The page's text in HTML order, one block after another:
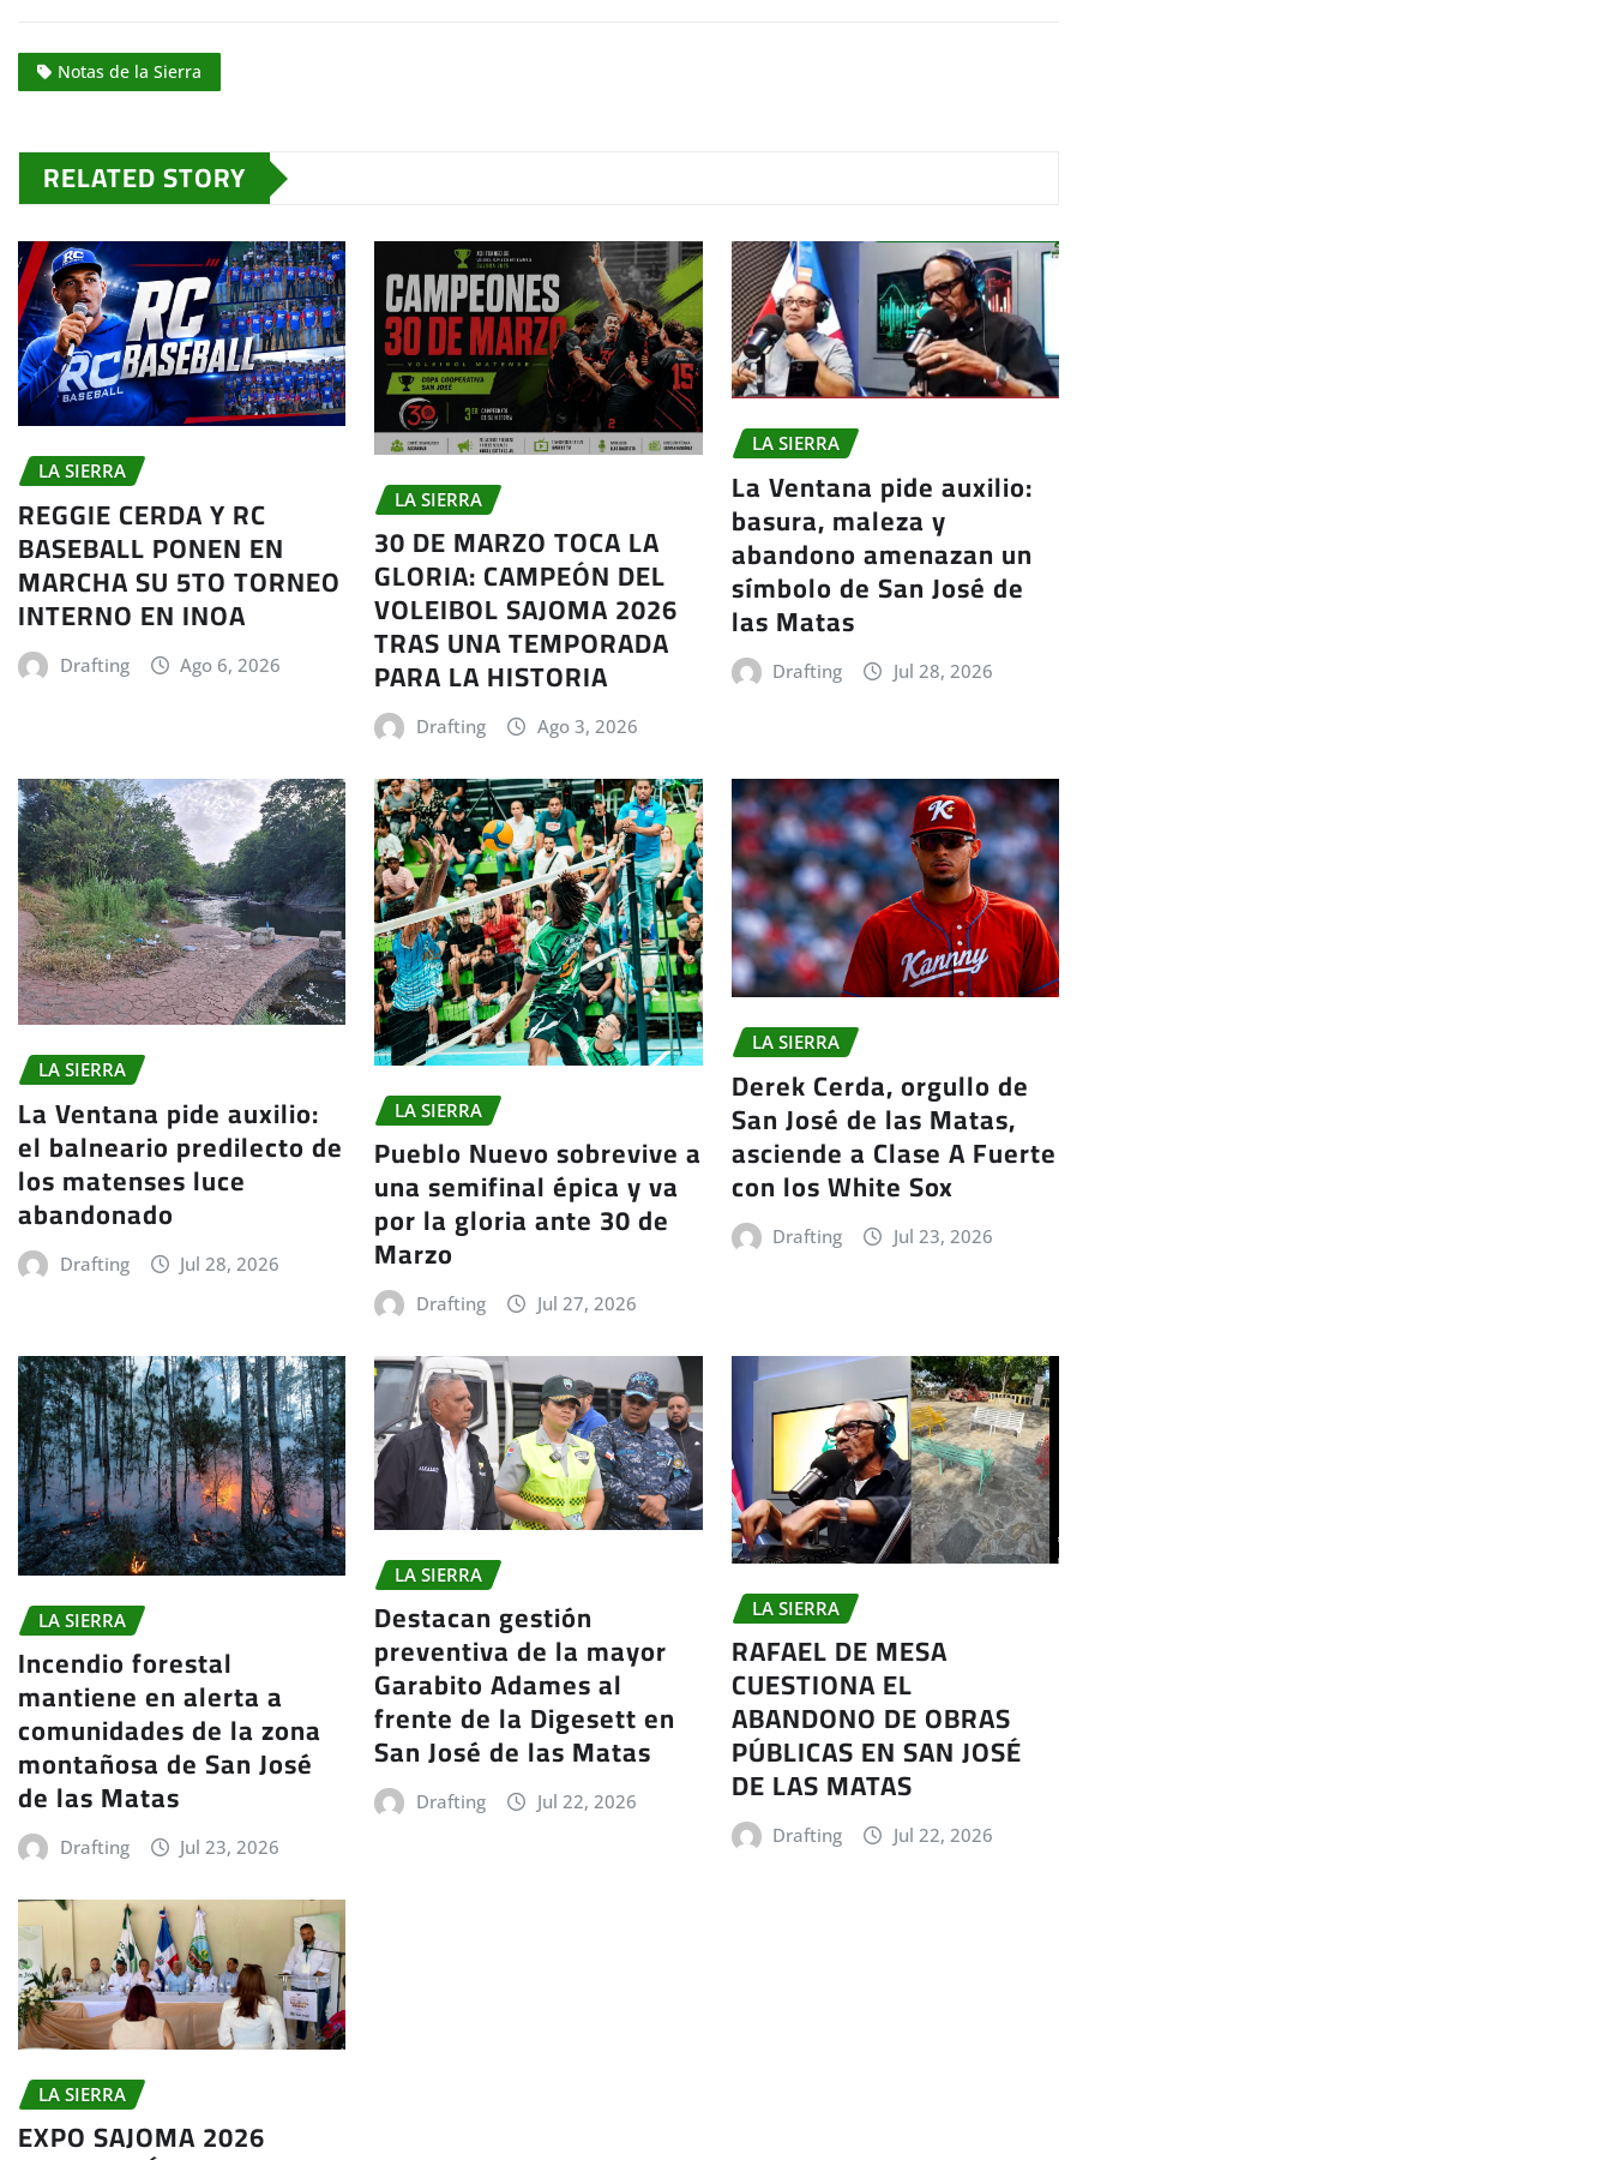
Notas de la Sierra
RELATED STORY
LA SIERRA
REGGIE CERDA Y RC
BASEBALL PONEN EN
MARCHA SU 5TO TORNEO
INTERNO EN INOA
Drafting Ago 6, 2026
LA SIERRA
30 DE MARZO TOCA LA
GLORIA: CAMPEÓN DEL
VOLEIBOL SAJOMA 2026
TRAS UNA TEMPORADA
PARA LA HISTORIA
Drafting Ago 3, 2026
LA SIERRA
La Ventana pide auxilio:
basura, maleza y
abandono amenazan un
símbolo de San José de
las Matas
Drafting Jul 28, 2026
LA SIERRA
La Ventana pide auxilio:
el balneario predilecto de
los matenses luce
abandonado
Drafting Jul 28, 2026
LA SIERRA
Pueblo Nuevo sobrevive a
una semifinal épica y va
por la gloria ante 30 de
Marzo
Drafting Jul 27, 2026
LA SIERRA
Derek Cerda, orgullo de
San José de las Matas,
asciende a Clase A Fuerte
con los White Sox
Drafting Jul 23, 2026
LA SIERRA
Incendio forestal
mantiene en alerta a
comunidades de la zona
montañosa de San José
de las Matas
Drafting Jul 23, 2026
LA SIERRA
Destacan gestión
preventiva de la mayor
Garabito Adames al
frente de la Digesett en
San José de las Matas
Drafting Jul 22, 2026
LA SIERRA
RAFAEL DE MESA
CUESTIONA EL
ABANDONO DE OBRAS
PÚBLICAS EN SAN JOSÉ
DE LAS MATAS
Drafting Jul 22, 2026
LA SIERRA
EXPO SAJOMA 2026